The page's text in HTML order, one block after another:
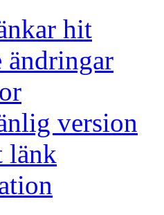
hit
ändringar
version
länk